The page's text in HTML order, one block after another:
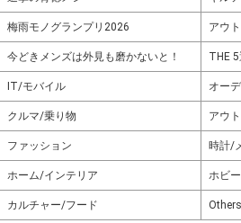
梅雨モノグランプリ2026 アウ
今どきメンズは外見も磨かないと！ THE 5
IT/モバイル オー
クルマ/乗り物 アウ
ファッション 時計/
ホーム/インテリア ホビー
カルチャー/フード Others